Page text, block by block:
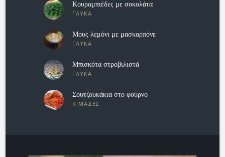
Κουραμπιέδες με σοκολάτα
ΓΛΥΚΑ
Μους λεμόνι με μασκαρπόνε
ΓΛΥΚΑ
Μπισκότα στροβιλιστά
ΓΛΥΚΑ
Σουτζουκάκια στο φούρνο
ΚΙΜΑΔΕΣ